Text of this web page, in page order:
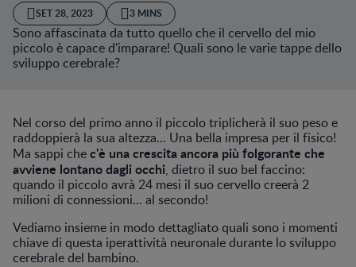
SET 28, 2023 3 MINS
Sono affascinata da tutto quello che il cervello del mio
piccolo è capace d'imparare! Quali sono le varie tappe dello
sviluppo cerebrale?
Nel corso del primo anno il piccolo triplicherà il suo peso e
raddoppierà la sua altezza... Una bella impresa per il fisico!
Ma sappi chec'è una crescita ancora più folgorante che
avviene lontano dagli occhi, dietro il suo bel faccino:
quando il piccolo avrà 24 mesi il suo cervello creerà 2
milioni di connessioni... al secondo!
Vediamo insieme in modo dettagliato quali sono i momenti
chiave di questa iperattività neuronale durante lo sviluppo
cerebrale del bambino.